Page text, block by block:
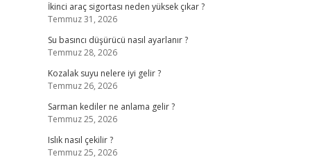
İkinci araç sigortası neden yüksek çıkar ?
Temmuz 31, 2026
Su basıncı düşürücü nasıl ayarlanır ?
Temmuz 28, 2026
Kozalak suyu nelere iyi gelir ?
Temmuz 26, 2026
Sarman kediler ne anlama gelir ?
Temmuz 25, 2026
Islık nasıl çekilir ?
Temmuz 25, 2026